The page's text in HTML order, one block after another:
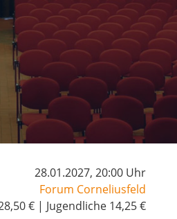
28.01.2027, 20:00 Uhr
Forum Corneliusfeld
€ | Jugendliche 14,25 €